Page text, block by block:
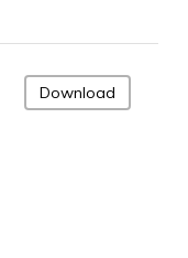
Download